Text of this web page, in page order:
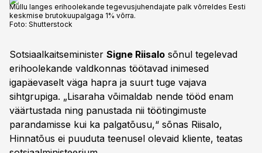
Mullu langes erihoolekande tegevusjuhendajate palk võrreldes Eesti
keskmise brutokuupalgaga 1% võrra.
Foto: Shutterstock
Sotsiaalkaitseminister Signe Riisalo sõnul tegelevad
erihoolekande valdkonnas töötavad inimesed
igapäevaselt väga hapra ja suurt tuge vajava
sihtgrupiga. „Lisaraha võimaldab nende tööd enam
väärtustada ning panustada nii töötingimuste
parandamisse kui ka palgatõusu,“ sõnas Riisalo,
Hinnatõus ei puuduta teenusel olevaid kliente, teatas